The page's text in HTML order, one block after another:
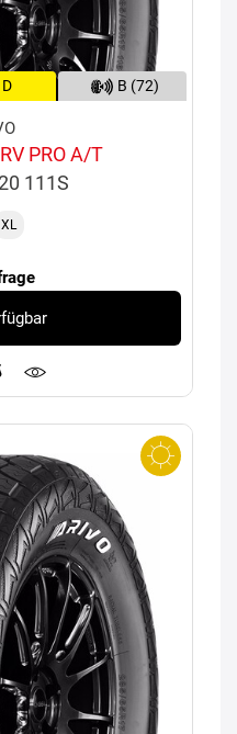
D B (72)
PRO A/T
111S
XL